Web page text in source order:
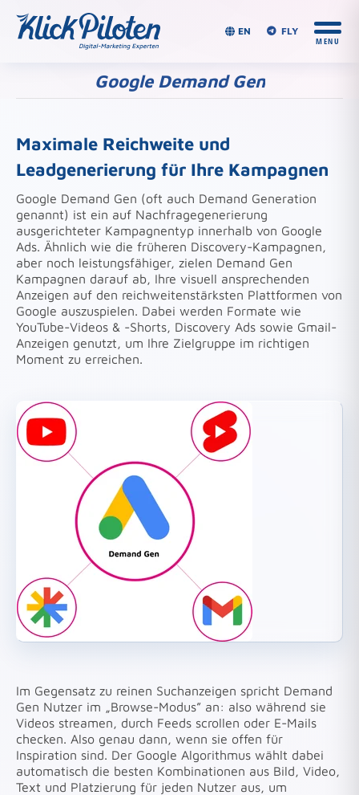
EN FLY
Google Demand Gen
Du bist hier:
Maximale Reichweite und
Leadgenerierung für Ihre Kampagnen
Google Demand Gen (oft auch Demand Generation
genannt) ist ein auf Nachfragegenerierung
ausgerichteter Kampagnentyp innerhalb von Google
Ads. Ähnlich wie die früheren Discovery-Kampagnen,
aber noch leistungsfähiger, zielen Demand Gen
Kampagnen darauf ab, Ihre visuell ansprechenden
Anzeigen auf den reichweitenstärksten Plattformen von
Google auszuspielen. Dabei werden Formate wie
YouTube-Videos & -Shorts, Discovery Ads sowie Gmail-
Anzeigen genutzt, um Ihre Zielgruppe im richtigen
Moment zu erreichen.
Im Gegensatz zu reinen Suchanzeigen spricht Demand
Gen Nutzer im „Browse-Modus” an: also während sie
Videos streamen, durch Feeds scrollen oder E-Mails
checken. Also genau dann, wenn sie offen für
Inspiration sind. Der Google Algorithmus wählt dabei
automatisch die besten Kombinationen aus Bild, Video,
Text und Platzierung für jeden Nutzer aus, um